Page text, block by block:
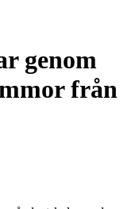
genom
från